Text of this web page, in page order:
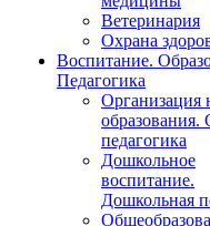
Ветеринария
Охрана
Воспитание.
Педагогика
Организация
образования.
педагогика
Дошкольное
воспитание.
Дошкольная